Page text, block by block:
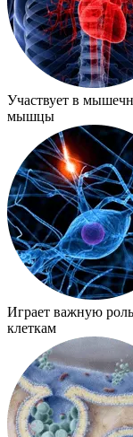
Участвует в
мышцы
Играет важную
клеткам